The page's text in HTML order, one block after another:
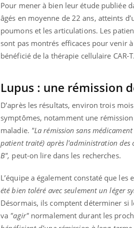
Pour mener à bien leur étude publiée
âgés en moyenne de 22 ans, atteints
poumons et les articulations. Les
sont pas montrés efficaces pour venir
bénéficié de la thérapie cellulaire CAR-T.
Lupus : une rémission
D’après les résultats, environ trois
symptômes, notamment une
maladie. "La rémission sans
patient traité) après l'administration des
B", peut-on lire dans les recherches.
L’équipe a également constaté que
été bien toléré avec seulement un léger
Désormais, ils comptent déterminer si
va "agir"normalement durant les